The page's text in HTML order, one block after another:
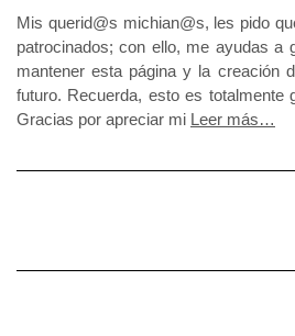
Mis querid@s michian@s, les pido
patrocinados; con ello, me ayudas a
mantener esta página y la creación
futuro. Recuerda, esto es totalmente
Gracias por apreciar mi Leer más…